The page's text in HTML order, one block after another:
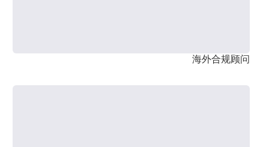
海外合规顾问